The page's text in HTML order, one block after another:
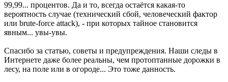
99,99... процентов. Да и то, всегда остаётся какая-то
вероятность случае (технический сбой, человеческий фактор
или brute-force attack), - при которых тайное становится
явным... увы-увы.
Спасибо за статью, советы и предупреждения. Наши следы в
Интернете даже более реальны, чем протоптанные дорожки в
лесу, на поле или в огороде... Это тоже данность.